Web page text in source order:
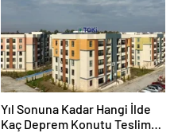
Yıl Sonuna Kadar Hangi İlde
Kaç Deprem Konutu Teslim